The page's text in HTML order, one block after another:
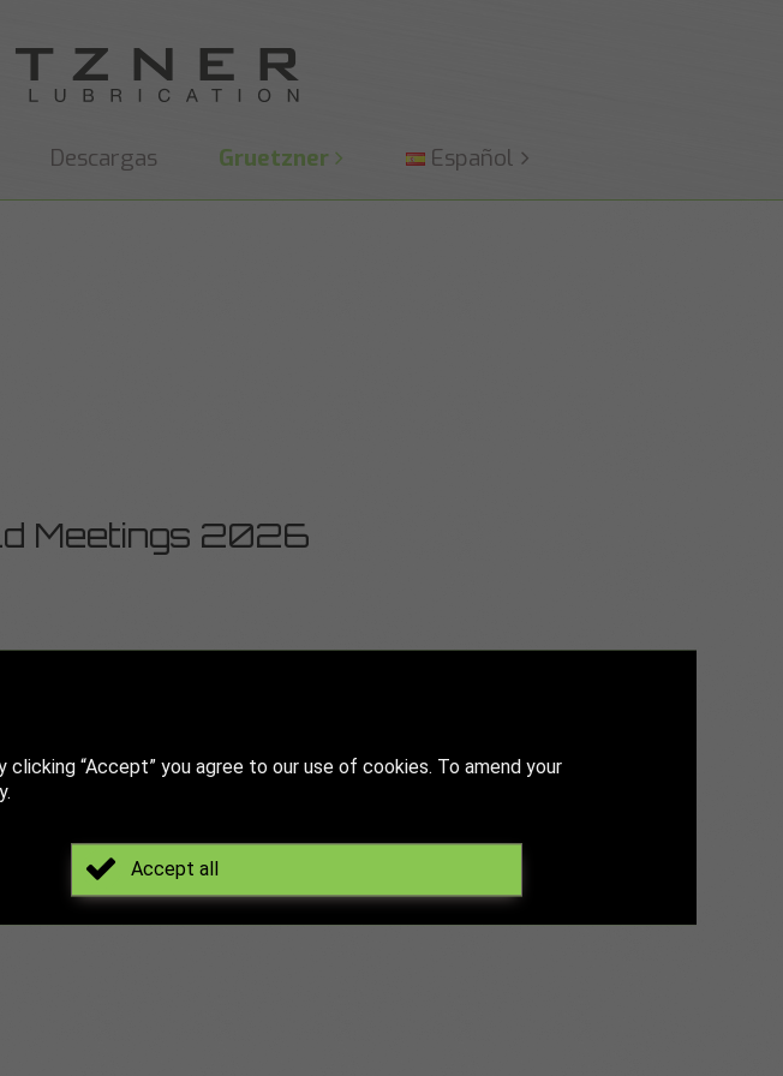
Descargas Gruetzner Español
Meetings 2026
una exposición y un foro a nivel mundial al que asisten
almuerzos, cenas y muchas otras actividades de networking.
42 países participen en la edición de 2026.
“Accept” you agree to our use of cookies. To amend your
Accept all